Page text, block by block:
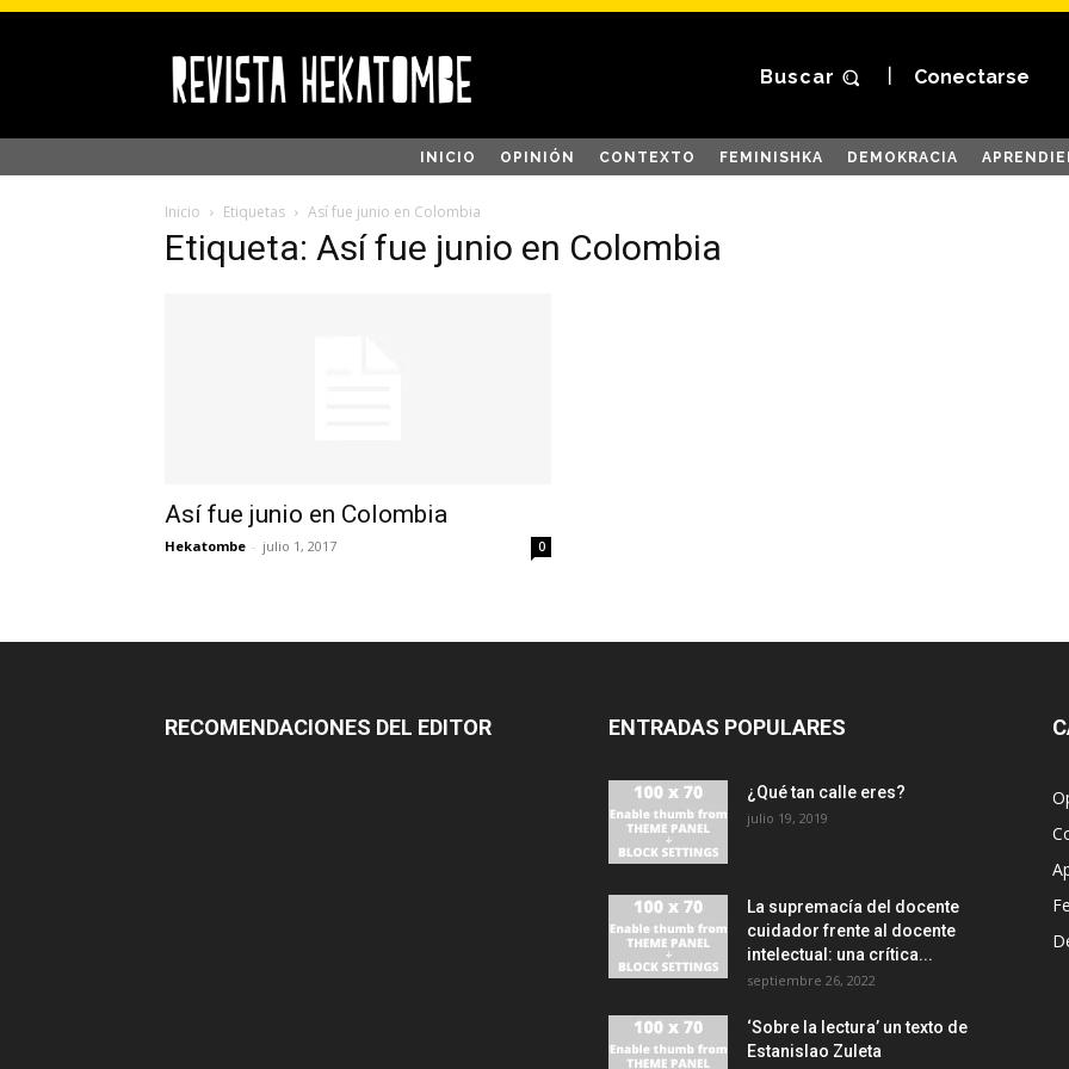
Buscar Conectarse
INICIO OPINIÓN CONTEXTO FEMINISHKA DEMOKRACIA
Inicio Etiquetas Así fue junio en Colombia
Etiqueta: Así fue junio en Colombia
Así fue junio en Colombia
Hekatombe - julio 1, 2017 0
RECOMENDACIONES DEL EDITOR ENTRADAS POPULARES
¿Qué tan calle eres?
julio 19, 2019
La supremacía del docente
cuidador frente al docente
intelectual: una crítica...
septiembre 26, 2022
‘Sobre la lectura’ un texto de
Estanislao Zuleta